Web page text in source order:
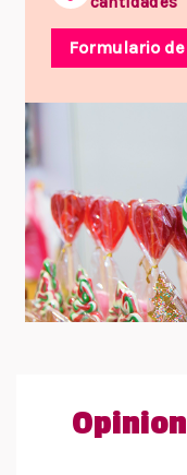
Formulario